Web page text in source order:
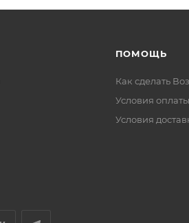
ПОМОЩЬ
Как сделать
Условия оплаты
Условия